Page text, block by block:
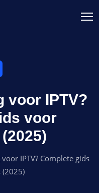
voor IPTV?
voor
IPTV? Complete gids